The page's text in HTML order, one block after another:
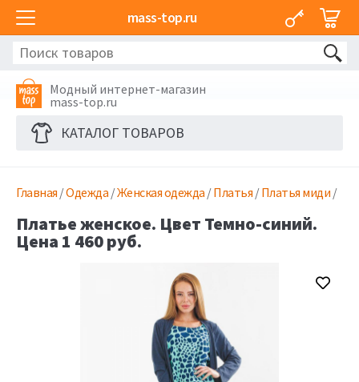
mass-top.ru
Модный интернет-магазин
mass-top.ru
КАТАЛОГ ТОВАРОВ
Главная /Одежда /Женская одежда /Платья /Платья миди /
Платье женское. Цвет Темно-синий.
Цена 1 460 руб.